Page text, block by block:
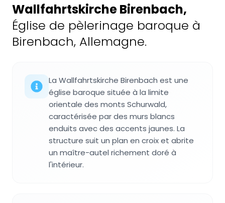
Wallfahrtskirche Birenbach,
Église de pèlerinage baroque à
Birenbach, Allemagne.
La Wallfahrtskirche Birenbach est une
église baroque située à la limite
orientale des monts Schurwald,
caractérisée par des murs blancs
enduits avec des accents jaunes. La
structure suit un plan en croix et abrite
un maître-autel richement doré à
l'intérieur.